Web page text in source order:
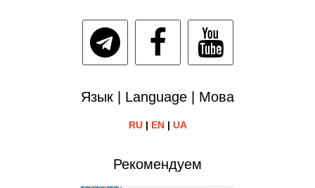
Язык | Language | Мова
RU| EN| UA
Рекомендуем